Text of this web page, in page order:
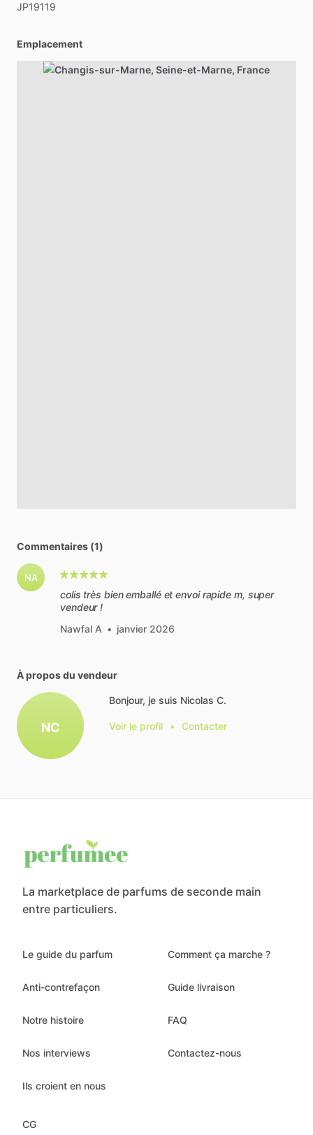
JP19119
Emplacement
Commentaires (1)
NA
colis très bien emballé et envoi rapide m, super
vendeur !
Nawfal A • janvier 2026
À propos du vendeur
NC
Bonjour, je suis Nicolas C.
Voir le profil • Contacter
La marketplace de parfums de seconde main
entre particuliers.
Le guide du parfum
Anti-contrefaçon
Notre histoire
Nos interviews
Ils croient en nous
Comment ça marche ?
Guide livraison
FAQ
Contactez-nous
CG